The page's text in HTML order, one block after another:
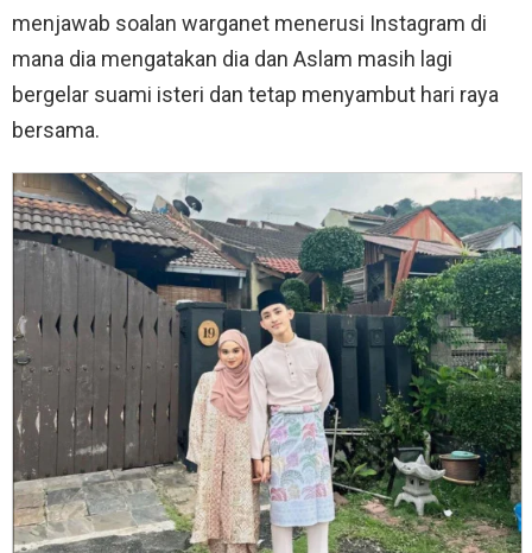
menjawab soalan warganet menerusi Instagram di
mana dia mengatakan dia dan Aslam masih lagi
bergelar suami isteri dan tetap menyambut hari raya
bersama.